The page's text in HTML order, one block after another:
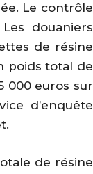
Le contrôle
douaniers
de résine
poids total de
000 euros sur
d’enquête
de résine